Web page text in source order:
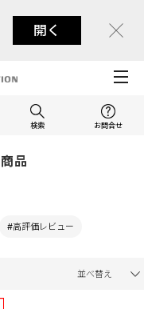
開く
検索 お問合せ
品
#高評価レビュー
並べ替え